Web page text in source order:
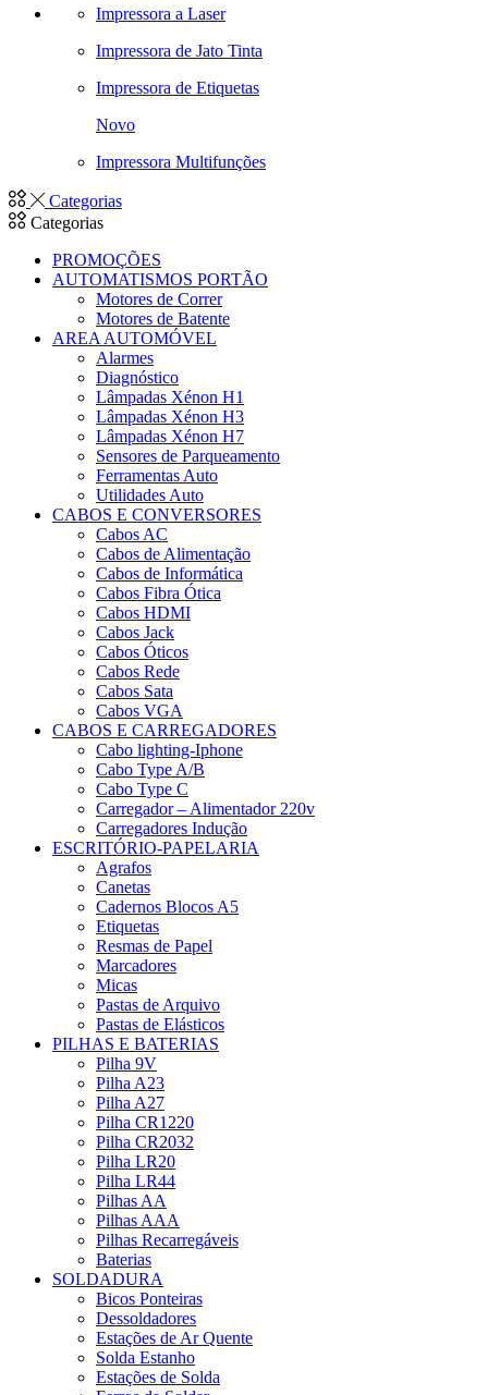
Impressora a Laser
Impressora de Jato Tinta
Impressora de Etiquetas
Novo
Impressora Multifunções
Categorias
Categorias
PROMOÇÕES
AUTOMATISMOS PORTÃO
Motores de Correr
Motores de Batente
AREA AUTOMÓVEL
Alarmes
Diagnóstico
Lâmpadas Xénon H1
Lâmpadas Xénon H3
Lâmpadas Xénon H7
Sensores de Parqueamento
Ferramentas Auto
Utilidades Auto
CABOS E CONVERSORES
Cabos AC
Cabos de Alimentação
Cabos de Informática
Cabos Fibra Ótica
Cabos HDMI
Cabos Jack
Cabos Óticos
Cabos Rede
Cabos Sata
Cabos VGA
CABOS E CARREGADORES
Cabo lighting-Iphone
Cabo Type A/B
Cabo Type C
Carregador – Alimentador 220v
Carregadores Indução
ESCRITÓRIO-PAPELARIA
Agrafos
Canetas
Cadernos Blocos A5
Etiquetas
Resmas de Papel
Marcadores
Micas
Pastas de Arquivo
Pastas de Elásticos
PILHAS E BATERIAS
Pilha 9V
Pilha A23
Pilha A27
Pilha CR1220
Pilha CR2032
Pilha LR20
Pilha LR44
Pilhas AA
Pilhas AAA
Pilhas Recarregáveis
Baterias
SOLDADURA
Bicos Ponteiras
Dessoldadores
Estações de Ar Quente
Solda Estanho
Estações de Solda